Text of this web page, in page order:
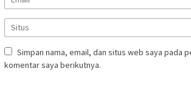
Simpan nama, email, dan situs web saya pada
komentar saya berikutnya.